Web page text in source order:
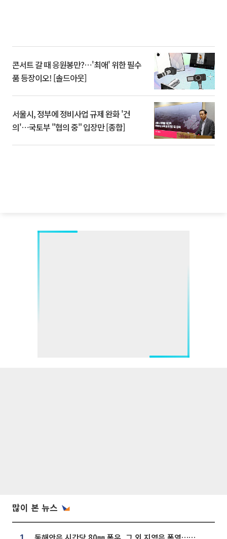
콘서트 갈 때 응원봉만?⋯'최애' 위한 필수
품 등장이오! [솔드아웃]
서울시, 정부에 정비사업 규제 완화 '건
의'⋯국토부 "협의 중" 입장만 [종합]
많이 본 뉴스